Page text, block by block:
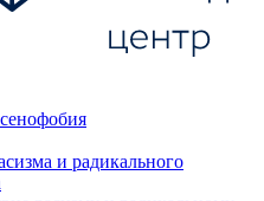
и радикального